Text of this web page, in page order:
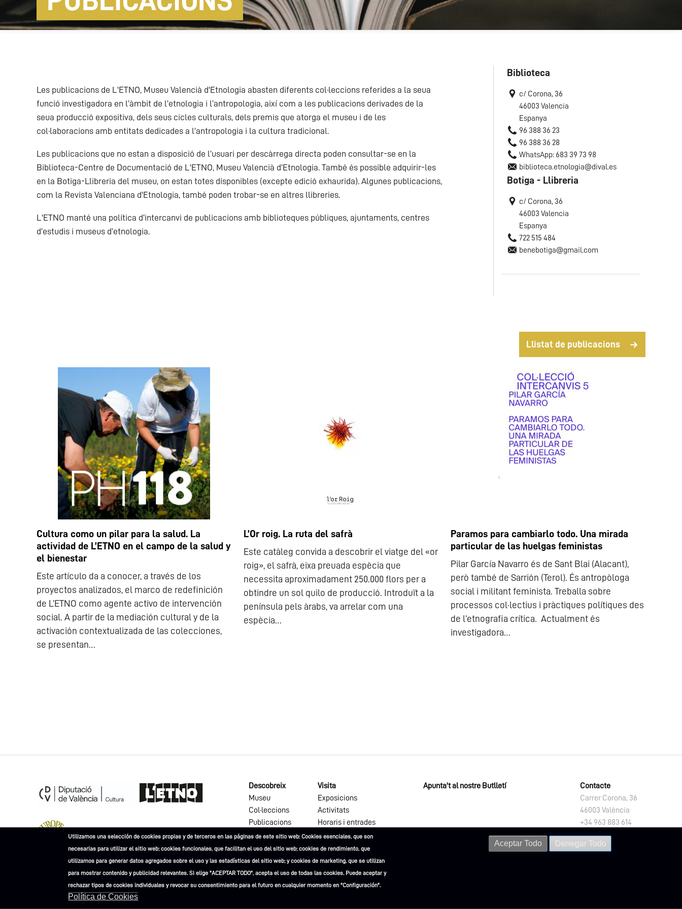
Les publicacions de L'ETNO, Museu Valencià d'Etnologia abasten diferents col·leccions referides a la seua
funció investigadora en l’àmbit de l’etnologia i l’antropologia, així com a les publicacions derivades de la
seua producció expositiva, dels seus cicles culturals, dels premis que atorga el museu i de les
col·laboracions amb entitats dedicades a l’antropologia i la cultura tradicional.
Les publicacions que no estan a disposició de l’usuari per descàrrega directa poden consultar-se en la
Biblioteca-Centre de Documentació de L'ETNO, Museu Valencià d’Etnologia. També és possible adquirir-les
en la Botiga-Llibreria del museu, on estan totes disponibles (excepte edició exhaurida). Algunes publicacions,
com la Revista Valenciana d'Etnologia, també poden trobar-se en altres llibreries.
L'ETNO manté una política d’intercanvi de publicacions amb biblioteques públiques, ajuntaments, centres
d’estudis i museus d’etnologia.
Biblioteca
c/ Corona, 36
46003 Valencia
Espanya
96 388 36 23
96 388 36 28
WhatsApp: 683 39 73 98
biblioteca.etnologia@dival.es
Botiga - Llibreria
c/ Corona, 36
46003 Valencia
Espanya
722 515 484
benebotiga@gmail.com
Cultura como un pilar para la salud. La
actividad de L’ETNO en el campo de la salud y
el bienestar
Este artículo da a conocer, a través de los
proyectos analizados, el marco de redefinición
de L’ETNO como agente activo de intervención
social. A partir de la mediación cultural y de la
activación contextualizada de las colecciones,
se presentan…
L’Or roig. La ruta del safrà
Este catàleg convida a descobrir el viatge del «or
roig», el safrà, eixa preuada espècia que
necessita aproximadament 250.000 flors per a
obtindre un sol quilo de producció. Introduït a la
península pels àrabs, va arrelar com una
espècia…
Paramos para cambiarlo todo. Una mirada
particular de las huelgas feministas
Pilar García Navarro és de Sant Blai (Alacant),
però també de Sarrión (Terol). És antropòloga
social i militant feminista. Treballa sobre
processos col·lectius i pràctiques polítiques des
de l’etnografia crítica. Actualment és
investigadora…
Llistat de publicacions
Museu Europeu de l'Any 2023
Descobreix
Museu
Col·leccions
Publicacions
Visita
Exposicions
Activitats
Horaris i entrades
Apunta't al nostre Butlletí
Contacte
Carrer Corona, 36
46003 València
+34 963 883 614
letno@dival.es
L'ETNO. Museu Valencià d'Etnologia 2021
Utilizamos una selección de cookies propias y de terceros en las páginas de este sitio web: Cookies esenciales, que son
necesarias para utilizar el sitio web; cookies funcionales, que facilitan el uso del sitio web; cookies de rendimiento, que
utilizamos para generar datos agregados sobre el uso y las estadísticas del sitio web; y cookies de marketing, que se utilizan
para mostrar contenido y publicidad relevantes. Si elige "ACEPTAR TODO", acepta el uso de todas las cookies. Puede aceptar y
rechazar tipos de cookies individuales y revocar su consentimiento para el futuro en cualquier momento en "Configuración".
Política de Cookies
Aceptar Todo Denegar Todo